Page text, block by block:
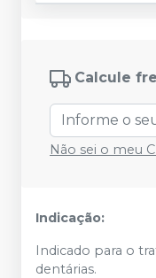
Calcule
Não sei o meu
Indicação:
Indicado para o
dentárias.